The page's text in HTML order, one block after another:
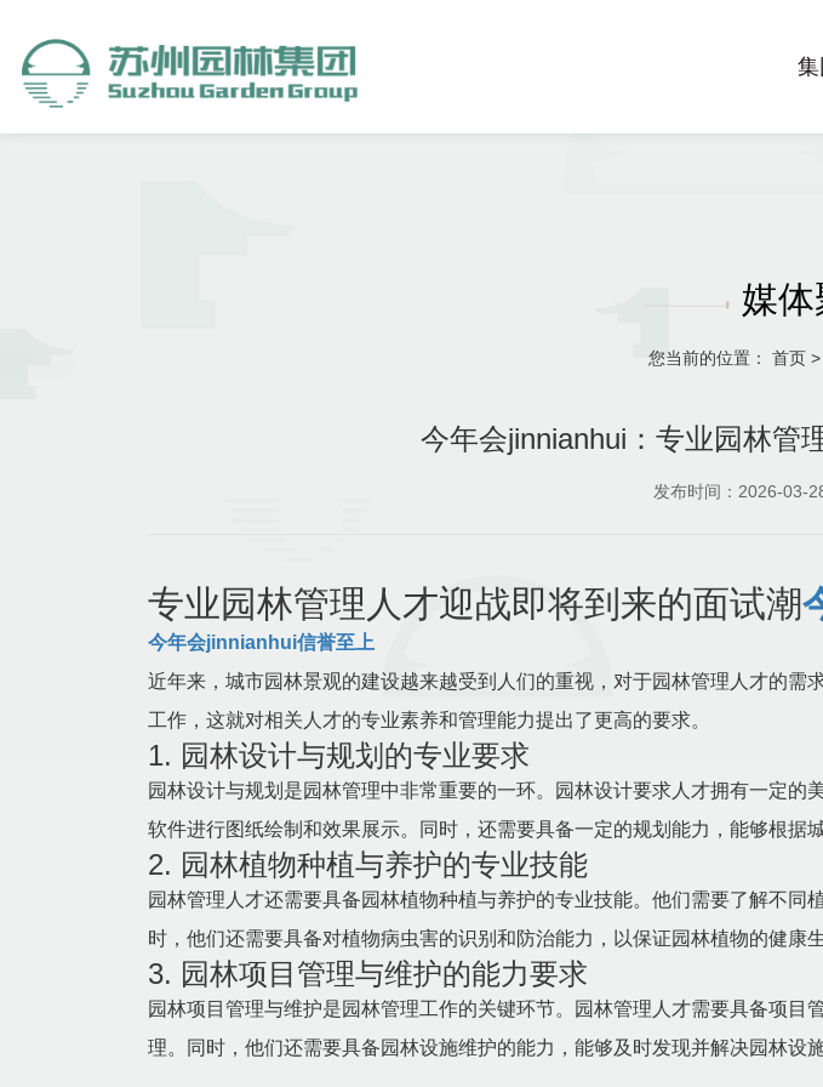
媒
您当前的位置： 首页 >
今年会jinnianhui：专业园林管
发布时间：2026-03-
专业园林管理人才迎战即将到来的面试潮
今年会jinnianhui信誉至上
近年来，城市园林景观的建设越来越受到人们的重视，对于园林管理人才的
工作，这就对相关人才的专业素养和管理能力提出了更高的要求。
1. 园林设计与规划的专业要求
园林设计与规划是园林管理中非常重要的一环。园林设计要求人才拥有一定
软件进行图纸绘制和效果展示。同时，还需要具备一定的规划能力，能够根据
2. 园林植物种植与养护的专业技能
园林管理人才还需要具备园林植物种植与养护的专业技能。他们需要了解不
时，他们还需要具备对植物病虫害的识别和防治能力，以保证园林植物的健康生
3. 园林项目管理与维护的能力要求
园林项目管理与维护是园林管理工作的关键环节。园林管理人才需要具备项
理。同时，他们还需要具备园林设施维护的能力，能够及时发现并解决园林设